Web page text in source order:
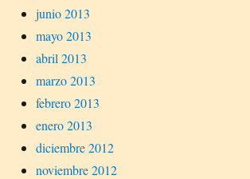
junio 2013
mayo 2013
abril 2013
marzo 2013
febrero 2013
enero 2013
diciembre 2012
noviembre 2012